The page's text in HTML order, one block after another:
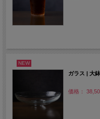
NEW
ガラス | 大
価格：